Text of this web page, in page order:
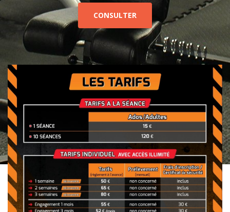
CONSULTER